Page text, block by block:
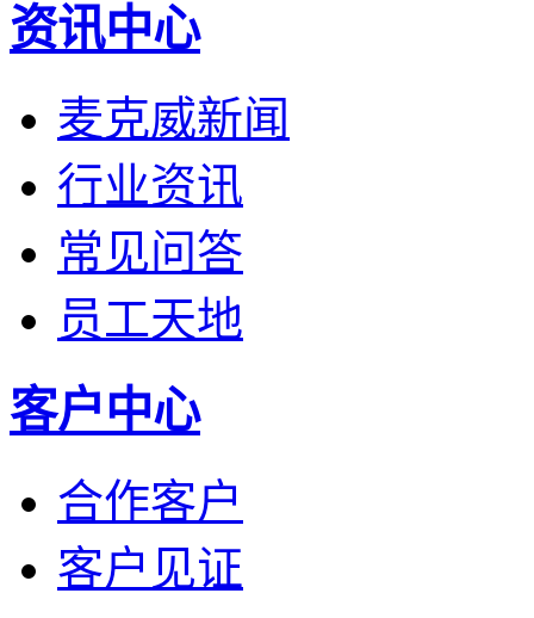
资讯中心
麦克威新闻
行业资讯
常见问答
员工天地
客户中心
合作客户
客户见证